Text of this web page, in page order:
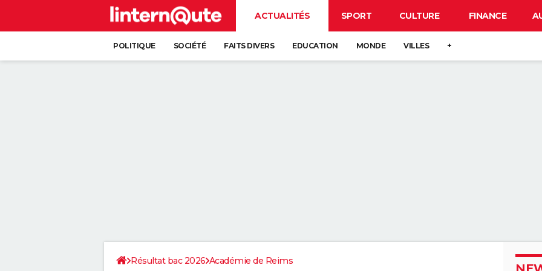
ACTUALITÉS SPORT CULTURE FINANCE
POLITIQUE SOCIÉTÉ FAITS DIVERS EDUCATION MONDE VILLES +
Résultat bac 2026 Académie de Reims